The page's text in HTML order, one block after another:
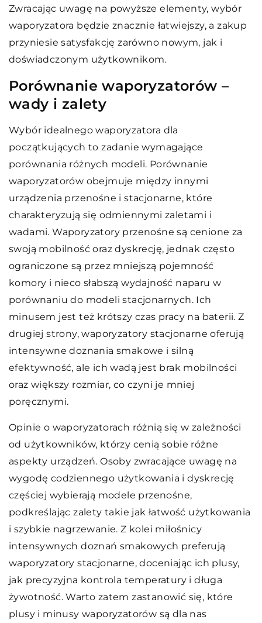
Zwracając uwagę na powyższe elementy, wybór
waporyzatora będzie znacznie łatwiejszy, a zakup
przyniesie satysfakcję zarówno nowym, jak i
doświadczonym użytkownikom.
Porównanie waporyzatorów –
wady i zalety
Wybór idealnego waporyzatora dla
początkujących to zadanie wymagające
porównania różnych modeli. Porównanie
waporyzatorów obejmuje między innymi
urządzenia przenośne i stacjonarne, które
charakteryzują się odmiennymi zaletami i
wadami. Waporyzatory przenośne są cenione za
swoją mobilność oraz dyskrecję, jednak często
ograniczone są przez mniejszą pojemność
komory i nieco słabszą wydajność naparu w
porównaniu do modeli stacjonarnych. Ich
minusem jest też krótszy czas pracy na baterii. Z
drugiej strony, waporyzatory stacjonarne oferują
intensywne doznania smakowe i silną
efektywność, ale ich wadą jest brak mobilności
oraz większy rozmiar, co czyni je mniej
poręcznymi.
Opinie o waporyzatorach różnią się w zależności
od użytkowników, którzy cenią sobie różne
aspekty urządzeń. Osoby zwracające uwagę na
wygodę codziennego użytkowania i dyskrecję
częściej wybierają modele przenośne,
podkreślając zalety takie jak łatwość użytkowania
i szybkie nagrzewanie. Z kolei miłośnicy
intensywnych doznań smakowych preferują
waporyzatory stacjonarne, doceniając ich plusy,
jak precyzyjna kontrola temperatury i długa
żywotność. Warto zatem zastanowić się, które
plusy i minusy waporyzatorów są dla nas